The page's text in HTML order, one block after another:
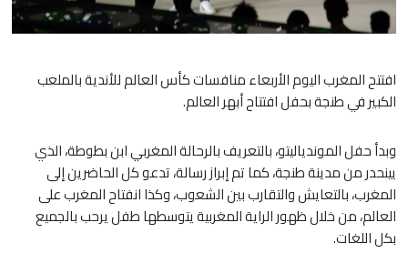
افتتح المغرب اليوم الأربعاء منافسات كأس العالم للأندية بالملعب
الكبير في طنجة بحفل افتتاح أبهر العالم.
وبدأ حفل الموندياليتو، بالتعريف بالرحالة المغربي ابن بطوطة، الذي
يينحدر من مدينة طنجة، كما تم إبراز رسالة، تدعو كل الحاضرين إلى
المغرب، بالتعايش والتقارب بين الشعوب، وكذا انفتاح المغرب على
العالم، من خلال ظهور الراية المغربية يتوسطها طفل يرحب بالجميع
بكل اللغات.